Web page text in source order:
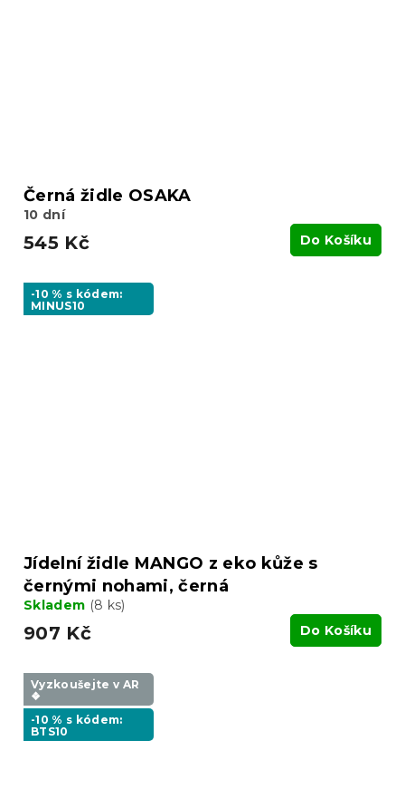
Černá židle OSAKA
10 dní
545 Kč Do Košíku
-10 % s kódem:
MINUS10
Jídelní židle MANGO z eko kůže s
černými nohami, černá
Skladem (8 ks)
907 Kč Do Košíku
Vyzkoušejte v AR
❖
-10 % s kódem:
BTS10